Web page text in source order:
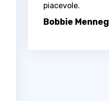
piacevole.
Bobbie Menneg